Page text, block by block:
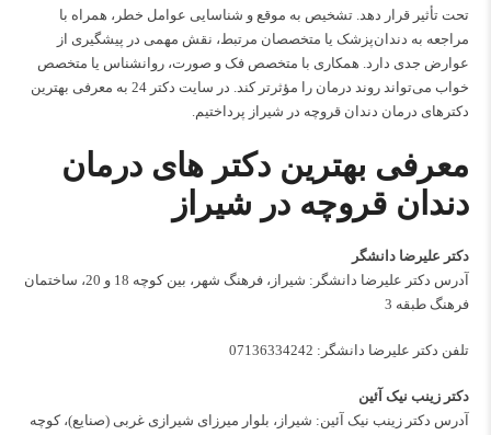
تحت تأثیر قرار دهد. تشخیص به موقع و شناسایی عوامل خطر، همراه با
مراجعه به دندان‌پزشک یا متخصصان مرتبط، نقش مهمی در پیشگیری از
عوارض جدی دارد. همکاری با متخصص فک و صورت، روانشناس یا متخصص
خواب می‌تواند روند درمان را مؤثرتر کند. در سایت دکتر 24 به معرفی بهترین
دکترهای درمان دندان قروچه در شیراز پرداختیم.
معرفی بهترین دکتر های درمان
دندان قروچه در شیراز
دکتر علیرضا دانشگر
آدرس دکتر علیرضا دانشگر: شیراز، فرهنگ شهر، بین کوچه 18 و 20، ساختمان
فرهنگ طبقه 3
تلفن دکتر علیرضا دانشگر: 07136334242
دکتر زینب نیک آئین
آدرس دکتر زینب نیک آئین: شیراز، بلوار میرزای شیرازی غربی (صنایع)، کوچه